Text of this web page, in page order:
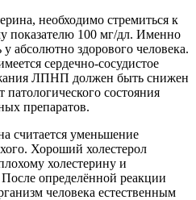
необходимо стремиться к
показателю 100 мг/дл. Именно
абсолютно здорового человека.
сердечно-сосудистое
ЛПНП должен быть снижен
патологического состояния
препаратов.
считается уменьшение
Хороший холестерол
холестерину и
определённой реакции
человека естественным